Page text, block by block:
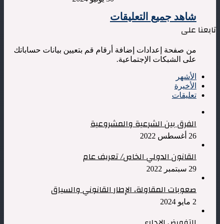
شاهد جميع التعليقات
تابعنا على
من صفحة إعدادات إضافة أرقام قم بتعيين بيانات حساباتك
على الشبكات الإجتماعية.
الأشهر
الأخيرة
تعليقات
الفرق بين الشرعية والمشروعية
26 أغسطس 2022
القانون الدولي الخاص/ تعريف عام
29 سبتمبر 2022
صعوبات المقاولة، الإطار القانوني والسياق
2 مايو 2024